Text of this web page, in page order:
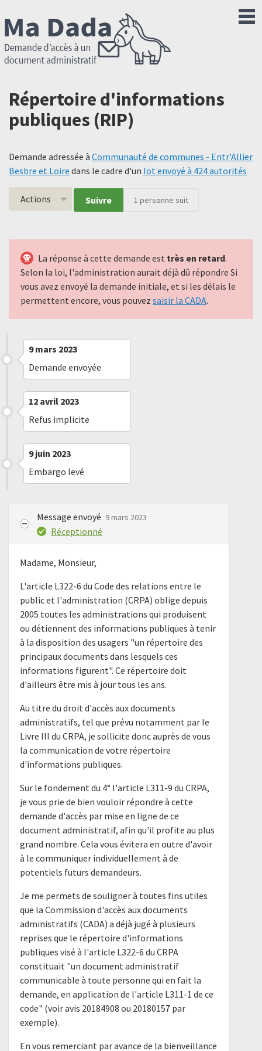
Répertoire d'informations
publiques (RIP)
Demande adressée à Communauté de communes - Entr'Allier
Besbre et Loire dans le cadre d'un lot envoyé à 424 autorités
Actions Suivre 1 personne suit
La réponse à cette demande est très en retard.
Selon la loi, l'administration aurait déjà dû répondre Si
vous avez envoyé la demande initiale, et si les délais le
permettent encore, vous pouvez saisir la CADA.
9 mars 2023
Demande envoyée
12 avril 2023
Refus implicite
9 juin 2023
Embargo levé
Message envoyé 9 mars 2023
Réceptionné
Madame, Monsieur,
L'article L322-6 du Code des relations entre le
public et l'administration (CRPA) oblige depuis
2005 toutes les administrations qui produisent
ou détiennent des informations publiques à tenir
à la disposition des usagers "un répertoire des
principaux documents dans lesquels ces
informations figurent". Ce répertoire doit
d'ailleurs être mis à jour tous les ans.
Au titre du droit d'accès aux documents
administratifs, tel que prévu notamment par le
Livre III du CRPA, je sollicite donc auprès de vous
la communication de votre répertoire
d'informations publiques.
Sur le fondement du 4° l'article L311-9 du CRPA,
je vous prie de bien vouloir répondre à cette
demande d'accès par mise en ligne de ce
document administratif, afin qu'il profite au plus
grand nombre. Cela vous évitera en outre d'avoir
à le communiquer individuellement à de
potentiels futurs demandeurs.
Je me permets de souligner à toutes fins utiles
que la Commission d'accès aux documents
administratifs (CADA) a déjà jugé à plusieurs
reprises que le répertoire d'informations
publiques visé à l'article L322-6 du CRPA
constituait "un document administratif
communicable à toute personne qui en fait la
demande, en application de l'article L311-1 de ce
code" (voir avis 20184908 ou 20180157 par
exemple).
En vous remerciant par avance de la bienveillance